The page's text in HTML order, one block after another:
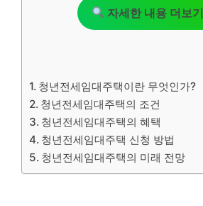
자세한 내용 더보기
청년전세임대주택이란 무엇인가?
청년전세임대주택의 조건
청년전세임대주택의 혜택
청년전세임대주택 신청 방법
청년전세임대주택의 미래 전망